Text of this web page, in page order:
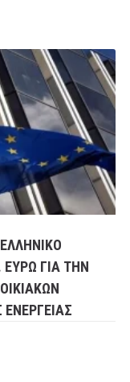
ΓΙΑ ΤΗΝ